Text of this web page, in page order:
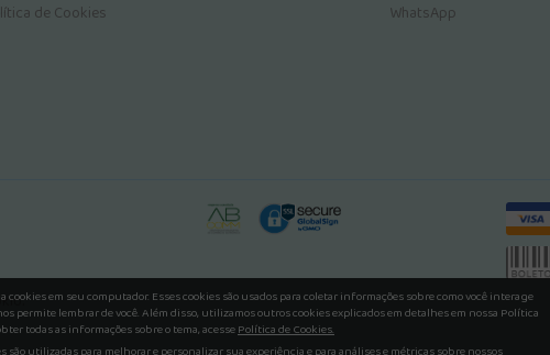
de Cookies
WhatsApp
cookies em seu computador. Esses cookies são usados para coletar informações sobre como você interage
permite lembrar de você. Além disso, utilizamos outros cookies explicados em detalhes em nossa Política
todas as informações sobre o tema, acessePolítica de Cookies.